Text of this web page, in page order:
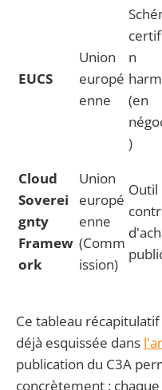
EUCS
Union
europé
enne
n
(en
)
Cloud
Soverei
gnty
Framew
ork
Union
europé
enne
(Comm
ission)
Outil
Ce tableau
déjà esquissée dans
publication du C3A
concrètement :